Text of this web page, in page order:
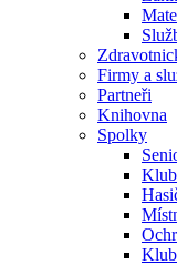
Firmy a
Partneři
Knihovna
Spolky